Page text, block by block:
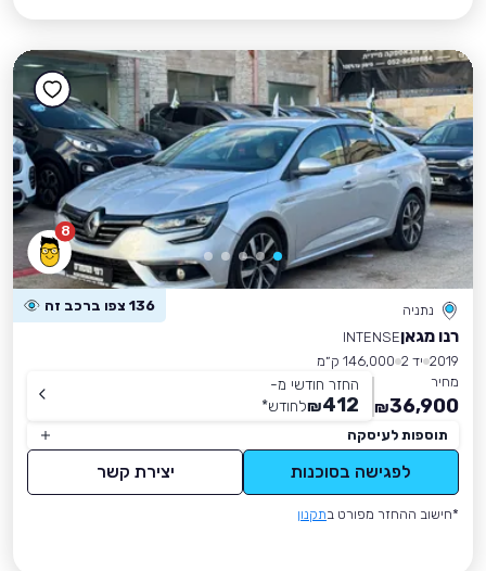
8
נתניה 136 צפו ברכב זה
רנו מגאןINTENSE
2019 יד 2
146,000 ק״מ
מחיר
36,900
₪
החזר חודשי מ-
412
₪לחודש*
תוספות לעיסקה
לפגישה בסוכנות יצירת קשר
*חישוב ההחזר מפורט בתקנון